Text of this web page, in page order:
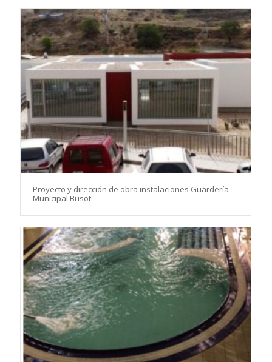
Proyecto y dirección de obra instalaciones Guardería
Municipal Busot.